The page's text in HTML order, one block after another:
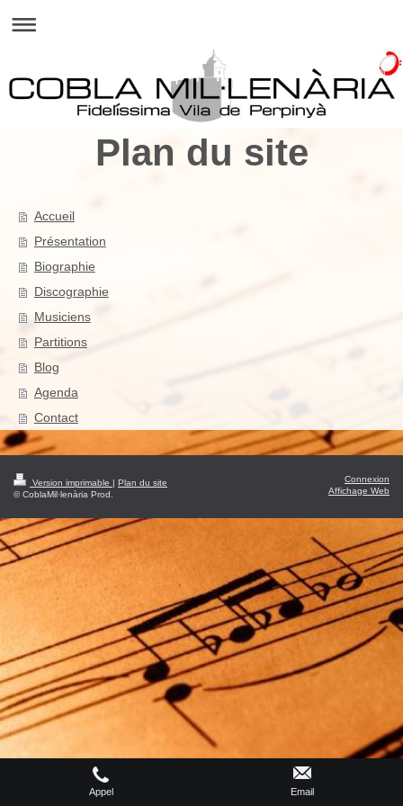
Plan du site
Accueil
Présentation
Biographie
Discographie
Musiciens
Partitions
Blog
Agenda
Contact
Version imprimable | Plan du site
© CoblaMil·lenària Prod.
Connexion
Affichage Web
Appel Email